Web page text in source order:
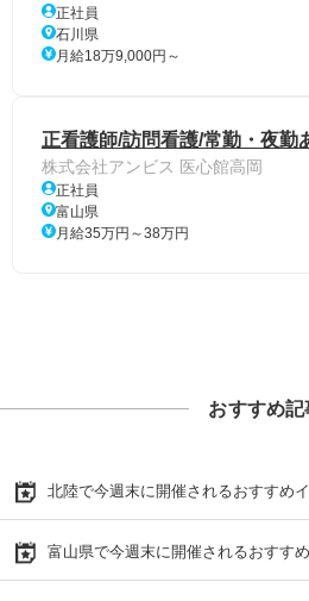
正社員
石川県
月給18万9,000円～
正看護師/訪問看護/常勤・夜勤
株式会社アンビス 医心館高岡
正社員
富山県
月給35万円～38万円
おすすめ記
北陸で今週末に開催されるおすすめ
富山県で今週末に開催されるおすす